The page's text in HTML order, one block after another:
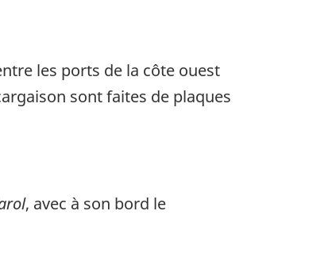
les ports de la côte ouest
sont faites de plaques
, avec à son bord le